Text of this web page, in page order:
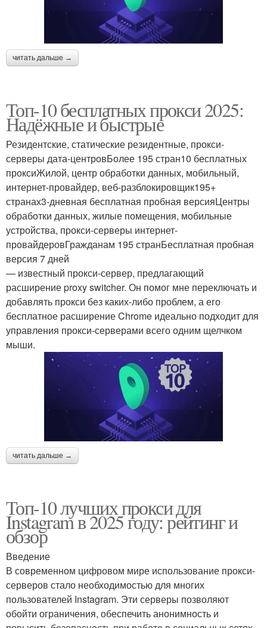
читать дальше →
Топ-10 бесплатных прокси 2025:
Надёжные и быстрые
Резидентские, статические резидентные, прокси-
серверы дата-центровБолее 195 стран10 бесплатных
проксиЖилой, центр обработки данных, мобильный,
интернет-провайдер, веб-разблокировщик195+
странах3-дневная бесплатная пробная версияЦентры
обработки данных, жилые помещения, мобильные
устройства, прокси-серверы интернет-
провайдеровГражданам 195 странБесплатная пробная
версия 7 дней
— известный прокси-сервер, предлагающий
расширение proxy switcher. Он помог мне переключать и
добавлять прокси без каких-либо проблем, а его
бесплатное расширение Chrome идеально подходит для
управления прокси-серверами всего одним щелчком
мыши.
читать дальше →
Топ-10 лучших прокси для
Instagram в 2025 году: рейтинг и
обзор
Введение
В современном цифровом мире использование прокси-
серверов стало необходимостью для многих
пользователей Instagram. Эти серверы позволяют
обойти ограничения, обеспечить анонимность и